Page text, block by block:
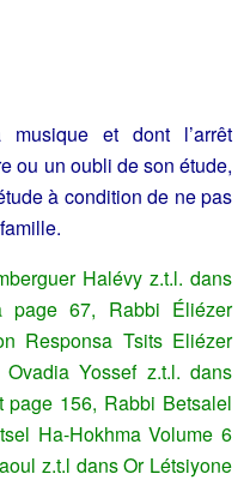
et dont l’arrêt
ou un oubli de son étude,
à condition de ne pas
Halévy z.t.l. dans
page 67, Rabbi Éliézer
Responsa Tsits Eliézer
Yossef z.t.l. dans
page 156, Rabbi Betsalel
Ha-Hokhma Volume 6
z.t.l dans Or Létsiyone